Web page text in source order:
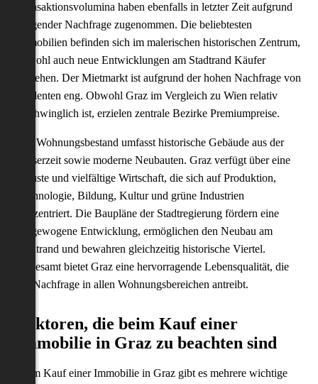
Transaktionsvolumina haben ebenfalls in letzter Zeit aufgrund
steigender Nachfrage zugenommen. Die beliebtesten
Immobilien befinden sich im malerischen historischen Zentrum,
obwohl auch neue Entwicklungen am Stadtrand Käufer
anziehen. Der Mietmarkt ist aufgrund der hohen Nachfrage von
Studenten eng. Obwohl Graz im Vergleich zu Wien relativ
erschwinglich ist, erzielen zentrale Bezirke Premiumpreise.
Der Wohnungsbestand umfasst historische Gebäude aus der
Kaiserzeit sowie moderne Neubauten. Graz verfügt über eine
robuste und vielfältige Wirtschaft, die sich auf Produktion,
Technologie, Bildung, Kultur und grüne Industrien
konzentriert. Die Baupläne der Stadtregierung fördern eine
ausgewogene Entwicklung, ermöglichen den Neubau am
Stadtrand und bewahren gleichzeitig historische Viertel.
Insgesamt bietet Graz eine hervorragende Lebensqualität, die
die Nachfrage in allen Wohnungsbereichen antreibt.
Faktoren, die beim Kauf einer
Immobilie in Graz zu beachten sind
Beim Kauf einer Immobilie in Graz gibt es mehrere wichtige